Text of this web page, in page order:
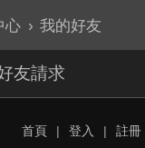
心 › 我的好友
友請求
首頁 | 登入 |
註冊